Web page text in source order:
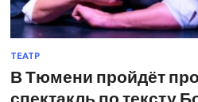
ТЕАТР
В Тюмени пройдёт
спектакль по тексту